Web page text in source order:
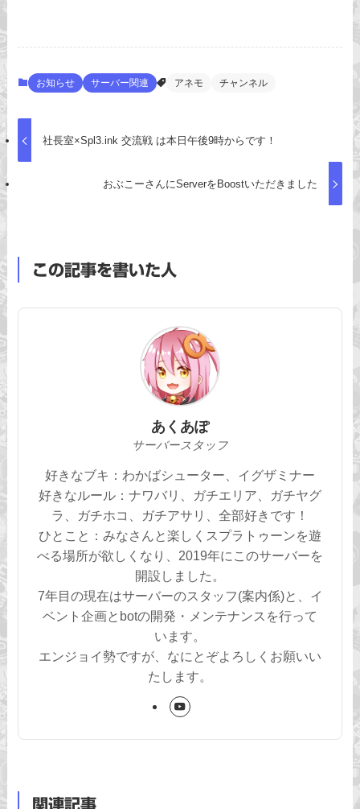
お知らせ サーバー関連 アネモ チャンネル
社長室×Spl3.ink 交流戦 は本日午後9時からです！
おぶこーさんにServerをBoostいただきました
この記事を書いた人
あくあぽ
サーバースタッフ
好きなブキ：わかばシューター、イグザミナー
好きなルール：ナワバリ、ガチエリア、ガチヤグ
ラ、ガチホコ、ガチアサリ、全部好きです！
ひとこと：みなさんと楽しくスプラトゥーンを遊
べる場所が欲しくなり、2019年にこのサーバーを
開設しました。
7年目の現在はサーバーのスタッフ(案内係)と、イ
ベント企画とbotの開発・メンテナンスを行って
います。
エンジョイ勢ですが、なにとぞよろしくお願いい
たします。
関連記事